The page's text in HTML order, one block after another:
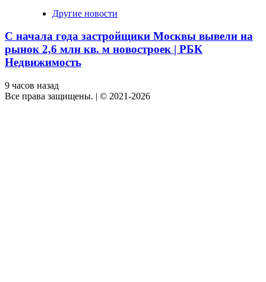
Другие новости
С начала года застройщики Москвы вывели на
рынок 2,6 млн кв. м новостроек | РБК
Недвижимость
9 часов назад
Все права защищены. | © 2021-2026